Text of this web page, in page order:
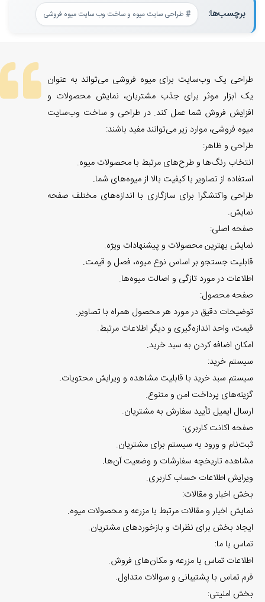
برچسب‌ها: طراحی سایت میوه و ساخت وب سایت میوه فروشی
طراحی یک وب‌سایت برای میوه فروشی می‌تواند به عنوان
یک ابزار موثر برای جذب مشتریان، نمایش محصولات و
افزایش فروش شما عمل کند. در طراحی و ساخت وب‌سایت
میوه فروشی، موارد زیر می‌توانند مفید باشند:
طراحی و ظاهر:
انتخاب رنگ‌ها و طرح‌های مرتبط با محصولات میوه.
استفاده از تصاویر با کیفیت بالا از میوه‌های شما.
طراحی واکنشگرا برای سازگاری با اندازه‌های مختلف صفحه
نمایش.
صفحه اصلی:
نمایش بهترین محصولات و پیشنهادات ویژه.
قابلیت جستجو بر اساس نوع میوه، فصل و قیمت.
اطلاعات در مورد تازگی و اصالت میوه‌ها.
صفحه محصول:
توضیحات دقیق در مورد هر محصول همراه با تصاویر.
قیمت، واحد اندازه‌گیری و دیگر اطلاعات مرتبط.
امکان اضافه کردن به سبد خرید.
سیستم خرید:
سیستم سبد خرید با قابلیت مشاهده و ویرایش محتویات.
گزینه‌های پرداخت امن و متنوع.
ارسال ایمیل تأیید سفارش به مشتریان.
صفحه اکانت کاربری:
ثبت‌نام و ورود به سیستم برای مشتریان.
مشاهده تاریخچه سفارشات و وضعیت آن‌ها.
ویرایش اطلاعات حساب کاربری.
بخش اخبار و مقالات:
نمایش اخبار و مقالات مرتبط با مزرعه و محصولات میوه.
ایجاد بخش برای نظرات و بازخوردهای مشتریان.
تماس با ما:
اطلاعات تماس با مزرعه و مکان‌های فروش.
فرم تماس با پشتیبانی و سوالات متداول.
بخش امنیتی: